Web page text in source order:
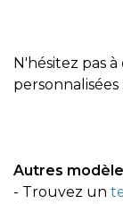
N'hésitez pas
personnalisées :
Autres
- Trouvez un